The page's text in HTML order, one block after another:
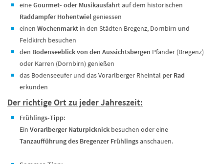
eineGourmet- oder Musikausfahrtauf dem historischen
Raddampfer Hohentwiel geniessen
einen Wochenmarkt in den Städten Bregenz, Dornbirn und
Feldkirch besuchen
den Bodenseeblick von den Aussichtsbergen Pfänder (Bregenz)
oder Karren (Dornbirn) genießen
das Bodenseeufer und das Vorarlberger Rheintal per Rad
erkunden
Der richtige Ort zu jeder Jahreszeit:
Frühlings-Tipp:
Ein Vorarlberger Naturpicknick besuchen oder eine
Tanzaufführung des Bregenzer Frühlingsanschauen.